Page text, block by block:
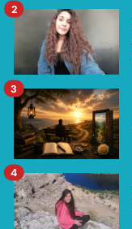
2
3
4